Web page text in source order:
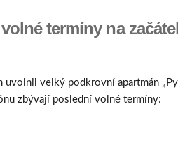
termíny na
uvolnil velký podkrovní apartmán
zbývají poslední volné termíny: